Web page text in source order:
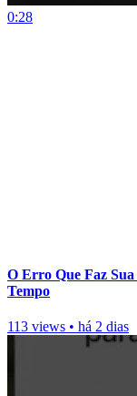
0:28
O Erro Que Faz
Tempo
113 views • há 2 dias